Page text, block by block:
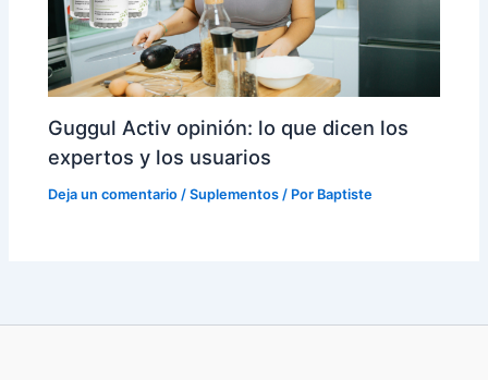
Guggul Activ opinión: lo que dicen los
expertos y los usuarios
Deja un comentario /Suplementos / Por Baptiste